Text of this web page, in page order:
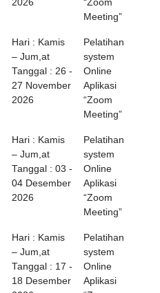
2026
“Zoom
Meeting”
Hari : Kamis
– Jum,at
Tanggal : 26 -
27 November
2026
Pelatihan
system
Online
Aplikasi
“Zoom
Meeting”
Hari : Kamis
– Jum,at
Tanggal : 03 -
04 Desember
2026
Pelatihan
system
Online
Aplikasi
“Zoom
Meeting”
Hari : Kamis
– Jum,at
Tanggal : 17 -
18 Desember
Pelatihan
system
Online
Aplikasi